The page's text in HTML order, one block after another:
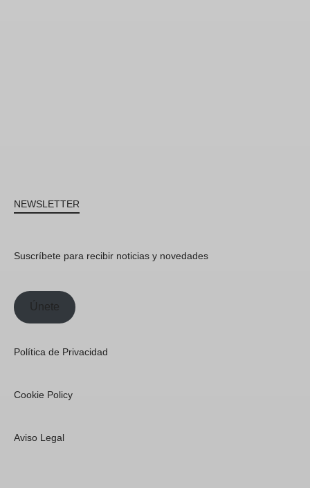
NEWSLETTER
Suscríbete para recibir noticias y novedades
Únete
Política de Privacidad
Cookie Policy
Aviso Legal